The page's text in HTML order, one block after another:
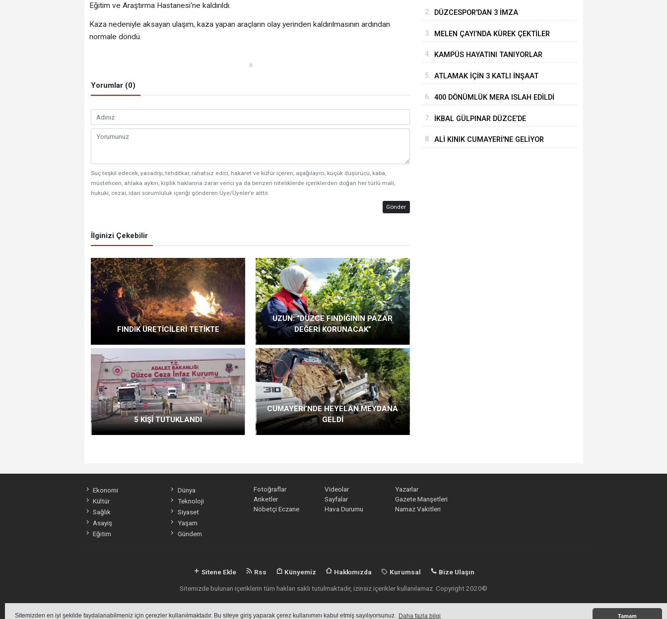
Sitemizden en iyi şekilde faydalanabilmeniz için çerezler kullanılmaktadır. Bu siteye giriş yaparak çerez kullanımını kabul etmiş sayılıyorsunuz. Daha fazla bilgi Tamam
Eğitim ve Araştırma Hastanesi'ne kaldırıldı.
Kaza nedeniyle aksayan ulaşım, kaza yapan araçların olay yerinden kaldırılmasının ardından
normale döndü.
#
Yorumlar (0)
Suç teşkil edecek, yasadışı, tehditkar, rahatsız edici, hakaret ve küfür içeren, aşağılayıcı, küçük düşürücü, kaba,
müstehcen, ahlaka aykırı, kişilik haklarına zarar verici ya da benzeri niteliklerde içeriklerden doğan her türlü mali,
hukuki, cezai, idari sorumluluk içeriği gönderen Üye/Üyeler’e aittir.
Gönder
İlginizi Çekebilir
FINDIK ÜRETİCİLERİ TETİKTE
UZUN: “DÜZCE FINDIĞININ PAZAR
DEĞERİ KORUNACAK”
5 KİŞİ TUTUKLANDI
CUMAYERİ’NDE HEYELAN MEYDANA
GELDİ
2. DÜZCESPOR'DAN 3 İMZA
3. MELEN ÇAYI’NDA KÜREK ÇEKTİLER
4. KAMPÜS HAYATINI TANIYORLAR
5. ATLAMAK İÇİN 3 KATLI İNŞAAT
6. 400 DÖNÜMLÜK MERA ISLAH EDİLDİ
7. İKBAL GÜLPINAR DÜZCE’DE
8. ALİ KINIK CUMAYERİ'NE GELİYOR
Ekonomi
Dünya
Kültür
Teknoloji
Sağlık
Siyaset
Asayiş
Yaşam
Eğitim
Gündem
Fotoğraflar Videolar
Yazarlar
Anketler
Sayfalar
Gazete Manşetleri
Nöbetçi Eczane
Hava Durumu Namaz Vakitleri
Sitene Ekle Rss Künyemiz Hakkımızda Kurumsal Bize Ulaşın
Sitemizde bulunan içeriklerin tüm hakları saklı tutulmaktadır, izinsiz içerikler kullanılamaz. Copyright 2020©
Haber Yazılımı:Haber Sistemleri